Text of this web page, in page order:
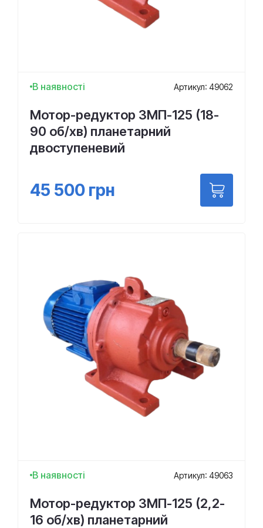
В наявності Артикул: 49062
Мотор-редуктор 3МП-125 (18-
90 об/хв) планетарний
двоступеневий
45 500 грн
В наявності Артикул: 49063
Мотор-редуктор 3МП-125 (2,2-
16 об/хв) планетарний